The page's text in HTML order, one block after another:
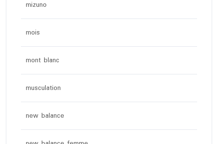
mizuno
mois
mont blanc
musculation
new balance